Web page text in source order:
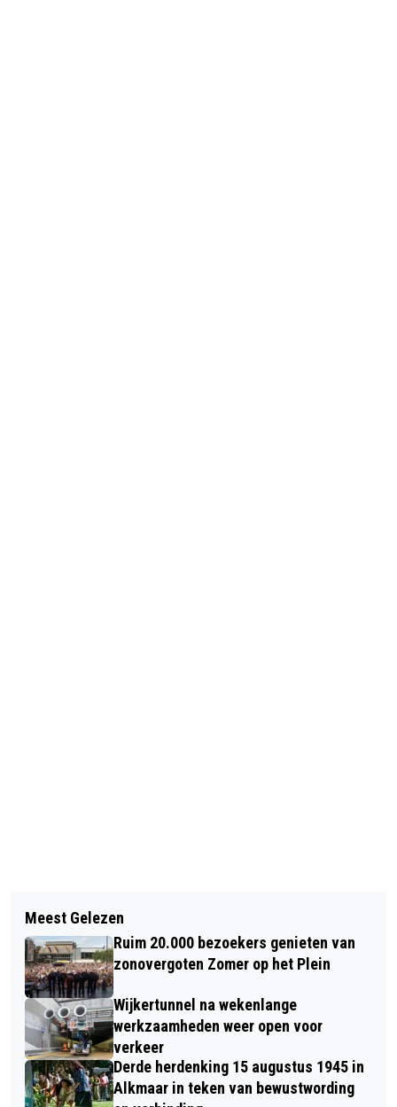
ZOMER OP HET PLEIN MET O.A. THE
KIK, TYPHOON, MEAU, DOTAN EN
DOUWE BOB GROOT SUCCES
GROTE INZET HULPDIENSTEN BIJ
MELDING PERSOON IN ZEE BIJ
EGMOND AAN ZEE
Meest Gelezen
Ruim 20.000 bezoekers genieten van
zonovergoten Zomer op het Plein
Wijkertunnel na wekenlange
werkzaamheden weer open voor
verkeer
Derde herdenking 15 augustus 1945 in
Alkmaar in teken van bewustwording